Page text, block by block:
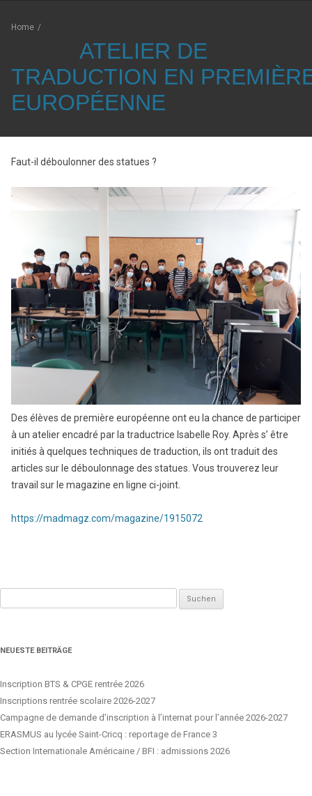
Home /
ATELIER DE
TRADUCTION EN
EUROPÉENNE
Faut-il déboulonner des statues ?
Des élèves de première européenne ont eu la chance de participer
à un atelier encadré par la traductrice Isabelle Roy. Après s’ être
initiés à quelques techniques de traduction, ils ont traduit des
articles sur le déboulonnage des statues. Vous trouverez leur
travail sur le magazine en ligne ci-joint.
https://madmagz.com/magazine/1915072
NEUESTE BEITRÄGE
Inscription BTS & CPGE rentrée 2026
Inscriptions rentrée scolaire 2026-2027
Campagne de demande d’inscription à l’internat pour l’année 2026-2027
ERASMUS au lycée Saint-Cricq : reportage de France 3
Section Internationale Américaine / BFI : admissions 2026